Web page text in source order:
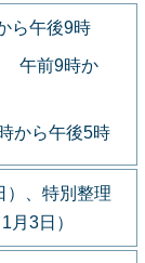
ら午後9時
午前9時か
から午後5時
）、特別整理
3日）